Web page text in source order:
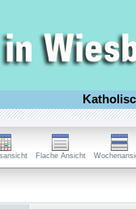
Flache Ansicht